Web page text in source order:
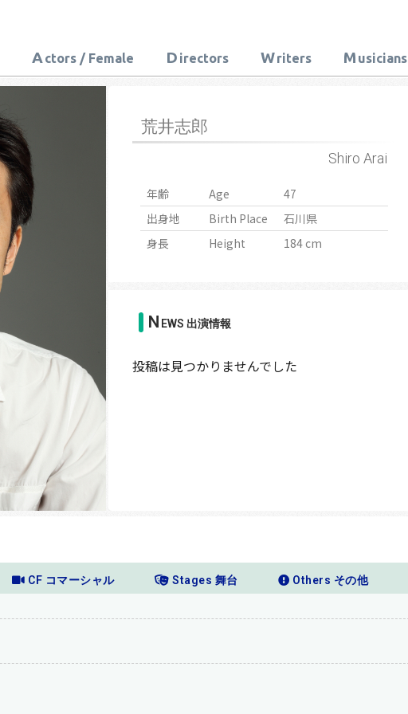
A ctors / Female D irectors Writers M usicians
荒井志郎
Shiro Arai
年齢 Age
47
出身地
Birth Place
石川県
身長
Height 184 cm
N EWS 出演情報
投稿は見つかりませんでした
CF コマーシャル Stages 舞台 Others その他